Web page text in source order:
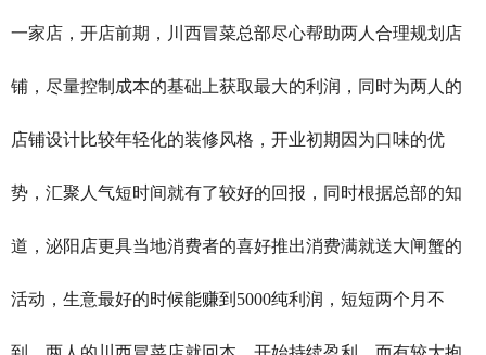
一家店，开店前期，川西冒菜总部尽心帮助两人合理规划店
铺，尽量控制成本的基础上获取最大的利润，同时为两人的
店铺设计比较年轻化的装修风格，开业初期因为口味的优
势，汇聚人气短时间就有了较好的回报，同时根据总部的知
道，泌阳店更具当地消费者的喜好推出消费满就送大闸蟹的
活动，生意最好的时候能赚到5000纯利润，短短两个月不